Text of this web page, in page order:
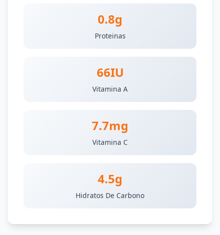
0.8g
Proteinas
66IU
Vitamina A
7.7mg
Vitamina C
4.5g
Hidratos De Carbono